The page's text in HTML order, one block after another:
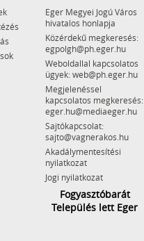
Eger Megyei Jogú Város
hivatalos honlapja
Közérdekű megkeresés:
egpolgh@ph.eger.hu
Weboldallal kapcsolatos
ügyek: web@ph.eger.hu
Megjelenéssel
kapcsolatos megkeresés:
eger.hu@mediaeger.hu
Sajtókapcsolat:
sajto@vagnerakos.hu
Akadálymentesítési
nyilatkozat
Jogi nyilatkozat
Fogyasztóbarát
Település lett Eger